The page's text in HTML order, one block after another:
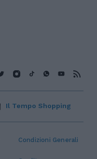
Condizioni Generali
Il Tempo Shopping